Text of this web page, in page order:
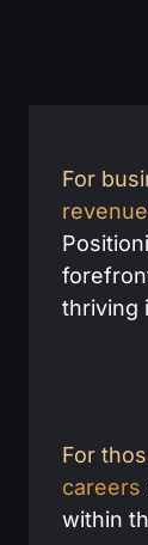
For
thriving
For
careers
within